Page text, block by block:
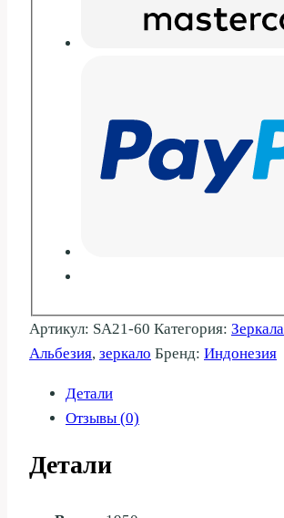
Артикул: SA21-60 Категория: Зеркала
Альбезия, зеркало Бренд: Индонезия
Детали
Отзывы (0)
Детали